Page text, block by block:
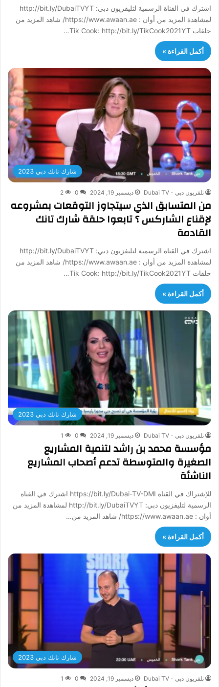
اشترك في القناة الرسمية لتليفزيون دبي: http://bit.ly/DubaiTVYT
لمشاهدة المزيد من أوان : https://www.awaan.ae/ شاهد المزيد من
حلقات Tik Cook: http://bit.ly/TikCook2021YT…
أكمل القراءة »
شارك تانك دبي 2023
تلفزيون دبي - Dubai TV ديسمبر 19, 2024 0
2
من المتسابق الذي سيتجاوز التوقعات بمشروعه
لإقناع الشاركس ؟ تابعوا حلقة شارك تانك
القادمة
اشترك في القناة الرسمية لتليفزيون دبي: http://bit.ly/DubaiTVYT
لمشاهدة المزيد من أوان : https://www.awaan.ae/ شاهد المزيد من
حلقات Tik Cook: http://bit.ly/TikCook2021YT…
أكمل القراءة »
شارك تانك دبي 2023
تلفزيون دبي - Dubai TV ديسمبر 19, 2024 0
1
مؤسسة محمد بن راشد لتنمية المشاريع
الصغيرة والمتوسطة تدعم أصحاب المشاريع
الناشئة
للإشتراك في القناة https://bit.ly/Dubai-TV-DMI اشترك في القناة
الرسمية لتليفزيون دبي: http://bit.ly/DubaiTVYT لمشاهدة المزيد من
أوان : https://www.awaan.ae/ شاهد المزيد من…
أكمل القراءة »
شارك تانك دبي 2023
تلفزيون دبي - Dubai TV ديسمبر 19, 2024 0
1